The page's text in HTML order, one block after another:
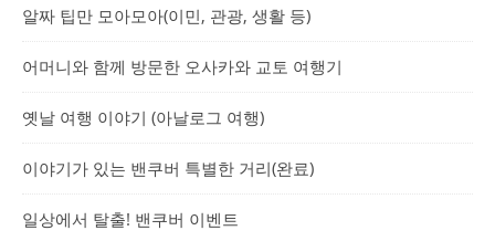
알짜 팁만 모아모아(이민, 관광, 생활 등)
어머니와 함께 방문한 오사카와 교토 여행기
옛날 여행 이야기 (아날로그 여행)
이야기가 있는 밴쿠버 특별한 거리(완료)
일상에서 탈출! 밴쿠버 이벤트